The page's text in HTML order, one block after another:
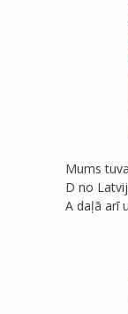
Mums
D no
A daļā arī